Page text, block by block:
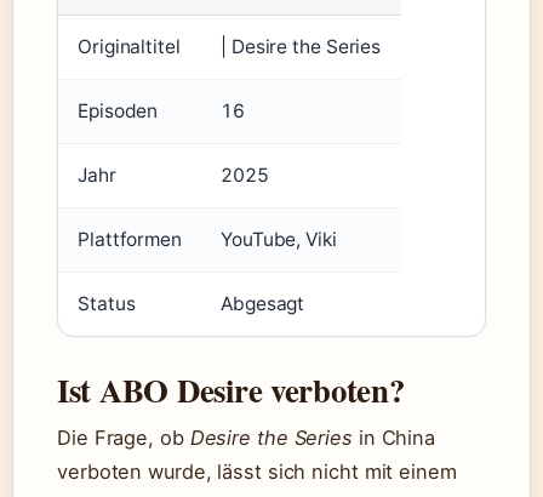
Originaltitel | Desire the Series
Episoden 16
Jahr 2025
Plattformen YouTube, Viki
Status Abgesagt
Ist ABO Desire verboten?
Die Frage, ob Desire the Series in China
verboten wurde, lässt sich nicht mit einem